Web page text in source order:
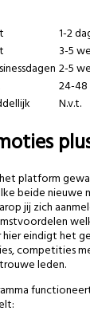
1-2
3-5
2-5
24-48
N.v.t.
platform
beide nieuwe
jij zich
eindigt het
competities
leden.